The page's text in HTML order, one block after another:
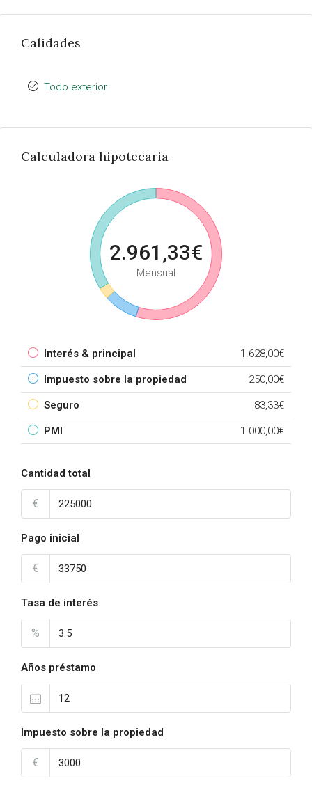
Calidades
Todo exterior
Calculadora hipotecaria
2.961,33€
Mensual
Interés & principal 1.628,00€
Impuesto sobre la propiedad 250,00€
Seguro 83,33€
PMI 1.000,00€
Cantidad total
€
Pago inicial
€
Tasa de interés
%
Años préstamo
Impuesto sobre la propiedad
€